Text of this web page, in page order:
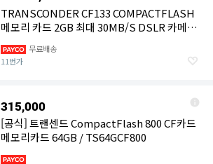
TRANSCONDER CF133 COMPACTFLASH
메모리 카드 2GB 최대 30MB/S DSLR 카메라
송 모드 4 지원 - TS2GCF133
무료배송
11번가
315,000
[공식] 트랜센드 CompactFlash 800 CF카드
메모리카드 64GB / TS64GCF800